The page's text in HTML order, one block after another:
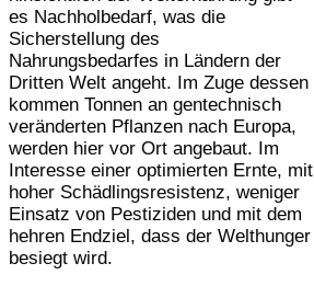
es Nachholbedarf, was die
Sicherstellung des
Nahrungsbedarfes in Ländern der
Dritten Welt angeht. Im Zuge dessen
kommen Tonnen an gentechnisch
veränderten Pflanzen nach Europa,
werden hier vor Ort angebaut. Im
Interesse einer optimierten Ernte, mit
hoher Schädlingsresistenz, weniger
Einsatz von Pestiziden und mit dem
hehren Endziel, dass der Welthunger
besiegt wird.